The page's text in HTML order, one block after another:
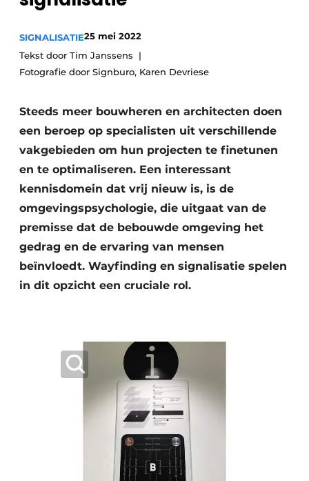
Vacatures
Video’s
Bedrijven
Bedrijven
Contact
Akoestiek
BIM
Evenementen
Dak & Gevel
Houtbouw
HVAC
Interieurarchitectuur
Software
Toegangscontrole
Veiligheid & Opleiding
SIGNALISATIE25 mei 2022
Tekst door Tim Janssens
Fotografie door Signburo, Karen Devriese
Steeds meer bouwheren en architecten doen
een beroep op specialisten uit verschillende
vakgebieden om hun projecten te finetunen
en te optimaliseren. Een interessant
kennisdomein dat vrij nieuw is, is de
omgevingspsychologie, die uitgaat van de
premisse dat de bebouwde omgeving het
gedrag en de ervaring van mensen
beïnvloedt. Wayfinding en signalisatie spelen
in dit opzicht een cruciale rol.